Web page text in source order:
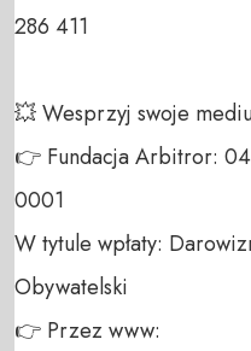
286 411
💥 Wesprzyj swoje
👉 Fundacja Arbitror:
0001
W tytule wpłaty:
Obywatelski
👉 Przez www: